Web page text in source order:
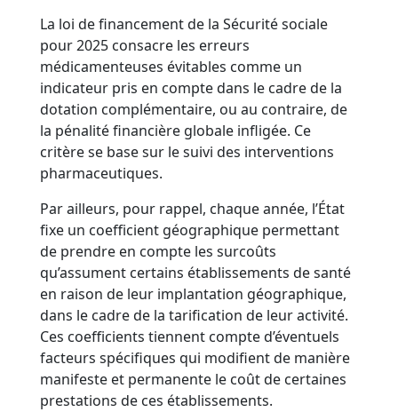
La loi de financement de la Sécurité sociale
pour 2025 consacre les erreurs
médicamenteuses évitables comme un
indicateur pris en compte dans le cadre de la
dotation complémentaire, ou au contraire, de
la pénalité financière globale infligée. Ce
critère se base sur le suivi des interventions
pharmaceutiques.
Par ailleurs, pour rappel, chaque année, l’État
fixe un coefficient géographique permettant
de prendre en compte les surcoûts
qu’assument certains établissements de santé
en raison de leur implantation géographique,
dans le cadre de la tarification de leur activité.
Ces coefficients tiennent compte d’éventuels
facteurs spécifiques qui modifient de manière
manifeste et permanente le coût de certaines
prestations de ces établissements.